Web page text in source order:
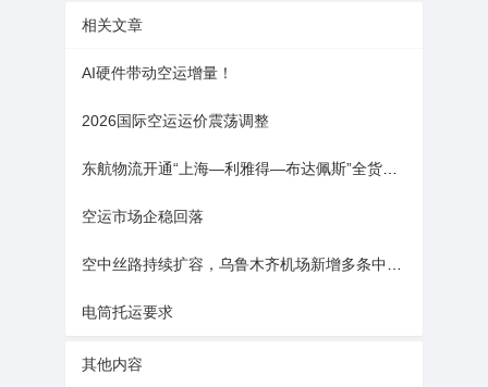
相关文章
AI硬件带动空运增量！
2026国际空运运价震荡调整
东航物流开通“上海—利雅得—布达佩斯”全货机新航线
空运市场企稳回落
空中丝路持续扩容，乌鲁木齐机场新增多条中欧全货机航线
电筒托运要求
其他内容